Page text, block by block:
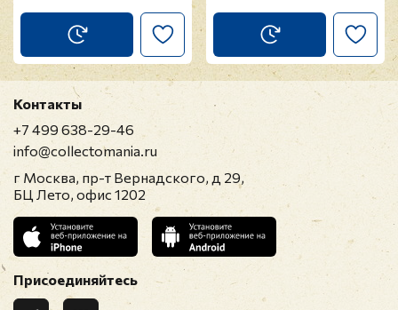
Контакты
+7 499 638-29-46
info@collectomania.ru
г Москва, пр-т Вернадского, д 29,
БЦ Лето, офис 1202
Присоединяйтесь